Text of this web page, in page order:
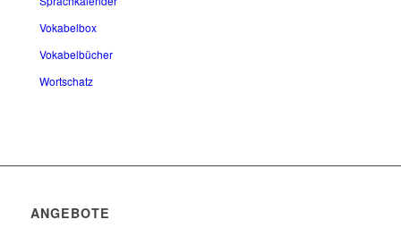
Vokabelbox
Vokabelbücher
Wortschatz
ANGEBOTE